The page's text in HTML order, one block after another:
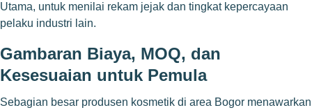
Utama, untuk menilai rekam jejak dan tingkat kepercayaan
pelaku industri lain.
Gambaran Biaya, MOQ, dan
Kesesuaian untuk Pemula
Sebagian besar produsen kosmetik di area Bogor menawarkan